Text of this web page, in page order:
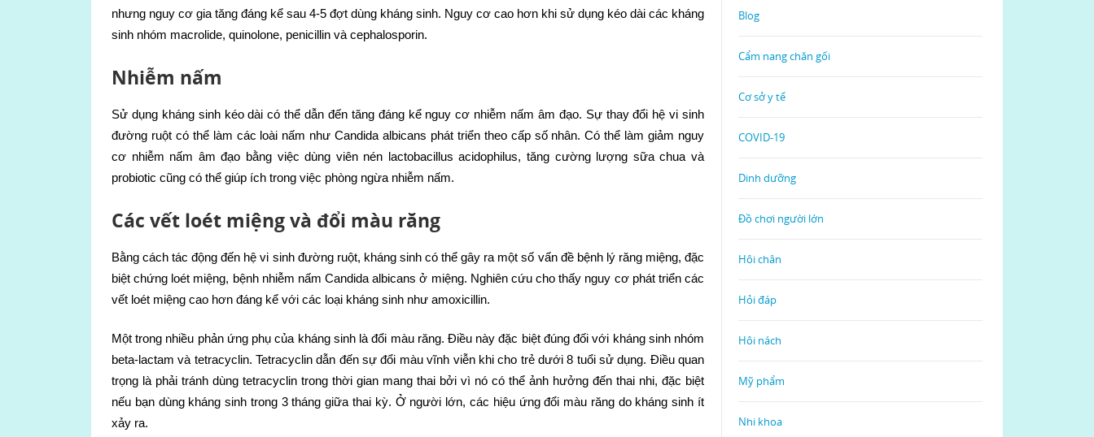
nhưng nguy cơ gia tăng đáng kể sau 4-5 đợt dùng kháng sinh. Nguy cơ cao hơn khi sử dụng kéo dài các kháng
sinh nhóm macrolide, quinolone, penicillin và cephalosporin.
Nhiễm nấm
Sử dụng kháng sinh kéo dài có thể dẫn đến tăng đáng kể nguy cơ nhiễm nấm âm đạo. Sự thay đổi hệ vi sinh
đường ruột có thể làm các loài nấm như Candida albicans phát triển theo cấp số nhân. Có thể làm giảm nguy
cơ nhiễm nấm âm đạo bằng việc dùng viên nén lactobacillus acidophilus, tăng cường lượng sữa chua và
probiotic cũng có thể giúp ích trong việc phòng ngừa nhiễm nấm.
Các vết loét miệng và đổi màu răng
Bằng cách tác động đến hệ vi sinh đường ruột, kháng sinh có thể gây ra một số vấn đề bệnh lý răng miệng, đặc
biệt chứng loét miệng, bệnh nhiễm nấm Candida albicans ở miệng. Nghiên cứu cho thấy nguy cơ phát triển các
vết loét miệng cao hơn đáng kể với các loại kháng sinh như amoxicillin.
Một trong nhiều phản ứng phụ của kháng sinh là đổi màu răng. Điều này đặc biệt đúng đối với kháng sinh nhóm
beta-lactam và tetracyclin. Tetracyclin dẫn đến sự đổi màu vĩnh viễn khi cho trẻ dưới 8 tuổi sử dụng. Điều quan
trọng là phải tránh dùng tetracyclin trong thời gian mang thai bởi vì nó có thể ảnh hưởng đến thai nhi, đặc biệt
nếu bạn dùng kháng sinh trong 3 tháng giữa thai kỳ. Ở người lớn, các hiệu ứng đổi màu răng do kháng sinh ít
xảy ra.
Blog
Cẩm nang chăn gối
Cơ sở y tế
COVID-19
Dinh dưỡng
Đồ chơi người lớn
Hôi chân
Hỏi đáp
Hôi nách
Mỹ phẩm
Nhi khoa